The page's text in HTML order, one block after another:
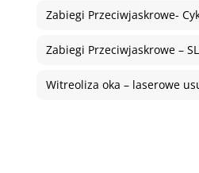
Zabiegi Przeciwjaskrowe-
Zabiegi Przeciwjaskrowe –
Witreoliza oka – laserowe